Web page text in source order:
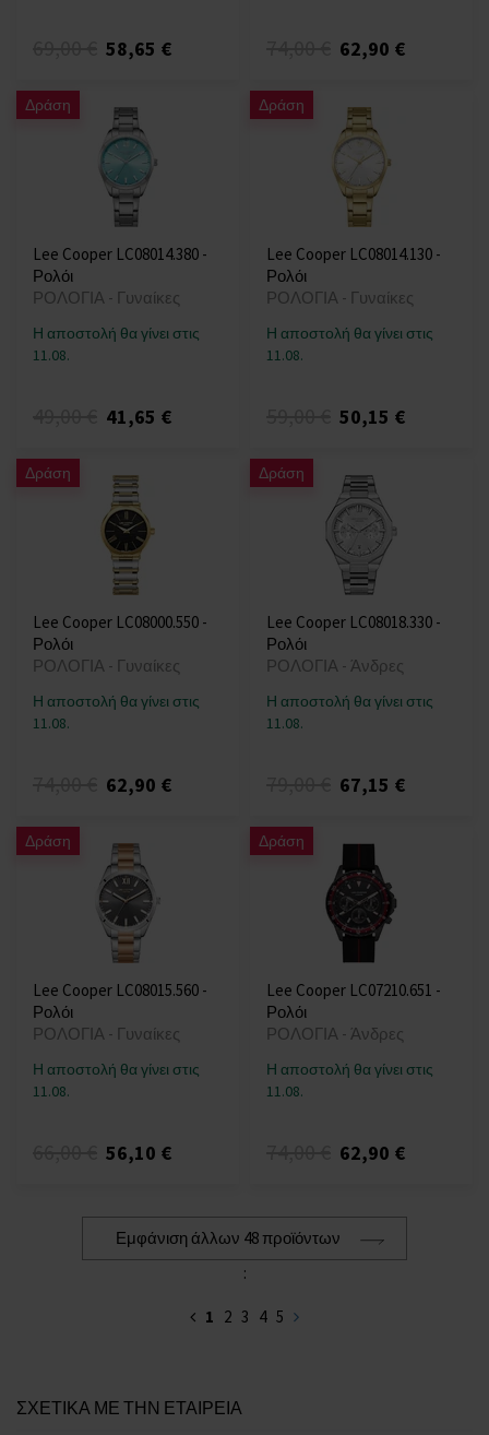
58,65 € 62,90 €
Δράση
Lee Cooper LC08014.380 -
Ρολόι
ΡΟΛΟΓΙΑ - Γυναίκες
Η αποστολή θα γίνει στις
11.08.
41,65 €
Δράση
Lee Cooper LC08014.130 -
Ρολόι
ΡΟΛΟΓΙΑ - Γυναίκες
Η αποστολή θα γίνει στις
11.08.
50,15 €
Δράση
Lee Cooper LC08000.550 -
Ρολόι
ΡΟΛΟΓΙΑ - Γυναίκες
Η αποστολή θα γίνει στις
11.08.
62,90 €
Δράση
Lee Cooper LC08018.330 -
Ρολόι
ΡΟΛΟΓΙΑ - Άνδρες
Η αποστολή θα γίνει στις
11.08.
67,15 €
Δράση
Lee Cooper LC08015.560 -
Ρολόι
ΡΟΛΟΓΙΑ - Γυναίκες
Η αποστολή θα γίνει στις
11.08.
56,10 €
Δράση
Lee Cooper LC07210.651 -
Ρολόι
ΡΟΛΟΓΙΑ - Άνδρες
Η αποστολή θα γίνει στις
11.08.
62,90 €
Εμφάνιση άλλων 48 προϊόντων
:
1 2 3 4 5
ΣΧΕΤΙΚΑ ΜΕ ΤΗΝ ΕΤΑΙΡΕΙΑ